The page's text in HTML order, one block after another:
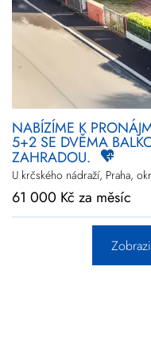
NABÍZÍME K
5+2 SE DVĚMA
ZAHRADOU.
U krčského nádraží, Praha,
61 000 Kč za měsíc